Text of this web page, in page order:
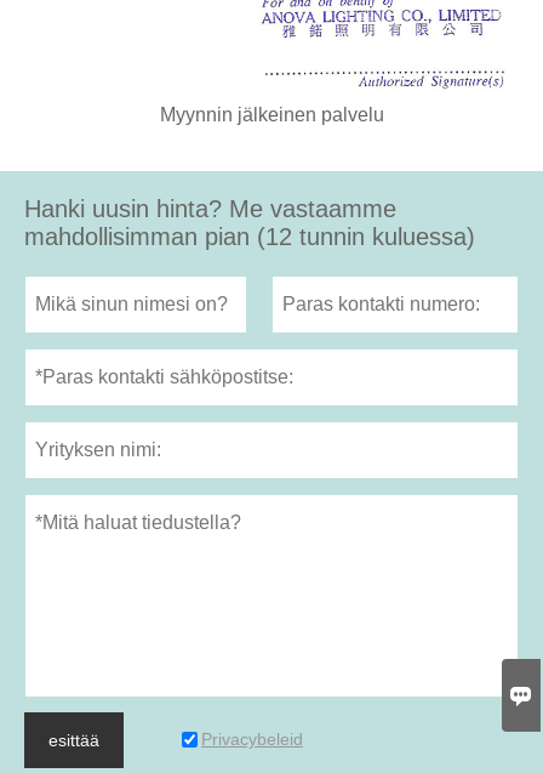
Myynnin jälkeinen palvelu
Hanki uusin hinta? Me vastaamme
mahdollisimman pian (12 tunnin kuluessa)
esittää Privacybeleid
